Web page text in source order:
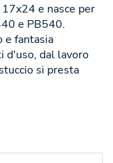
e nasce per
e PB540.
e fantasia
d'uso, dal lavoro
si presta